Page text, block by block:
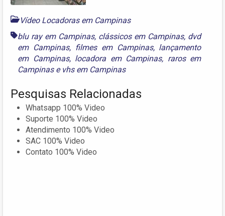
Vídeo Locadoras em Campinas
blu ray em Campinas, clássicos em Campinas, dvd
em Campinas, filmes em Campinas, lançamento
em Campinas, locadora em Campinas, raros em
Campinase vhs em Campinas
Pesquisas Relacionadas
Whatsapp 100% Video
Suporte 100% Video
Atendimento 100% Video
SAC 100% Video
Contato 100% Video